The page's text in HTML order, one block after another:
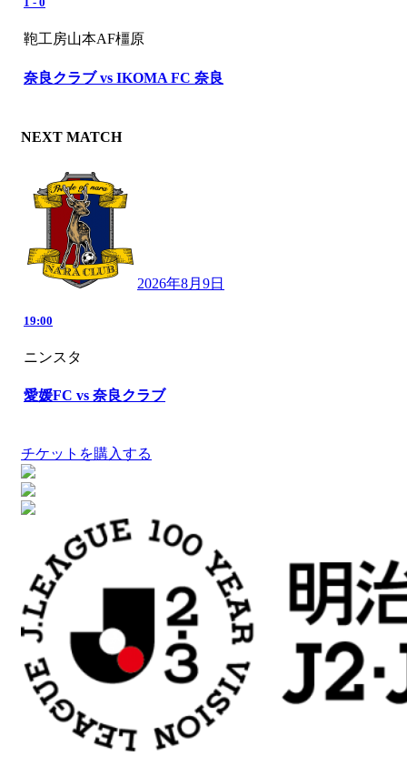
鞄工房山本AF橿原
奈良クラブ vs IKOMA FC 奈良
NEXT MATCH
2026年8月9日
19:00
ニンスタ
愛媛FC vs 奈良クラブ
チケットを購入する